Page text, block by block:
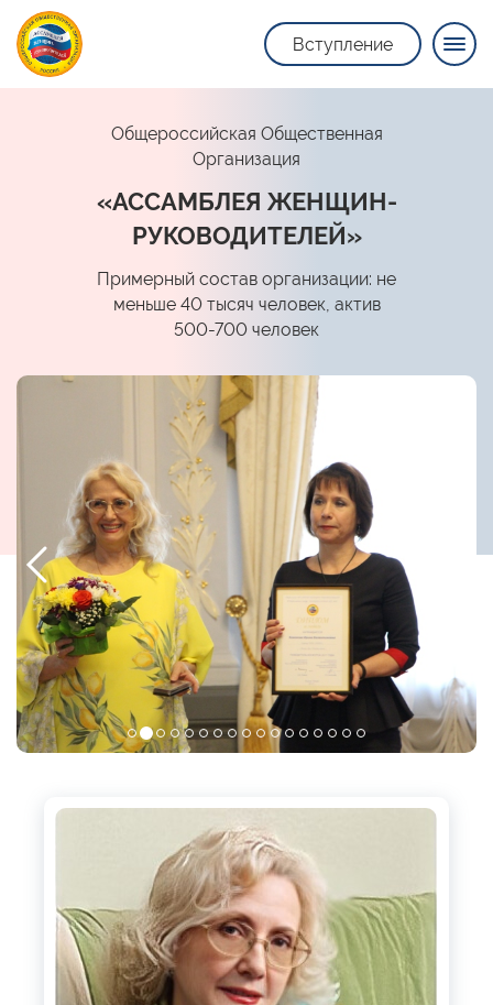
Вступление
Общероссийская Общественная
Организация
«АССАМБЛЕЯ ЖЕНЩИН-
РУКОВОДИТЕЛЕЙ»
Примерный состав организации: не
меньше 40 тысяч человек, актив
500-700 человек